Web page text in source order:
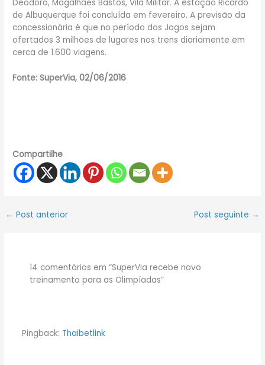
Deodoro, Magalhães Bastos, Vila Militar. A estação Ricardo
de Albuquerque foi concluída em fevereiro. A previsão da
concessionária é que no período dos Jogos sejam
ofertados 3 milhões de lugares nos trens diariamente em
cerca de 1.600 viagens.
Fonte: SuperVia, 02/06/2016
Compartilhe
← Post anterior Post seguinte →
14 comentários em “SuperVia recebe novo
treinamento para as Olimpíadas”
Pingback: Thaibetlink